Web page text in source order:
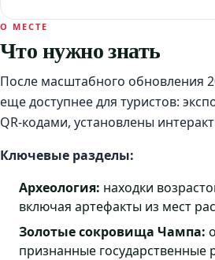
О МЕСТЕ
Что нужно знать
После масштабного обновления
еще доступнее для туристов:
QR-кодами, установлены
Ключевые разделы:
Археология: находки
включая артефакты из мест
Золотые сокровища Чампа:
признанные государственные